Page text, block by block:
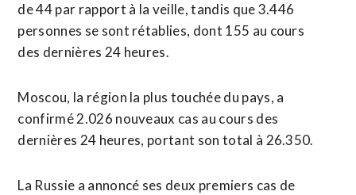
de 44 par rapport à la veille, tandis que 3.446
personnes se sont rétablies, dont 155 au cours
des dernières 24 heures.
Moscou, la région la plus touchée du pays, a
confirmé 2.026 nouveaux cas au cours des
dernières 24 heures, portant son total à 26.350.
La Russie a annoncé ses deux premiers cas de